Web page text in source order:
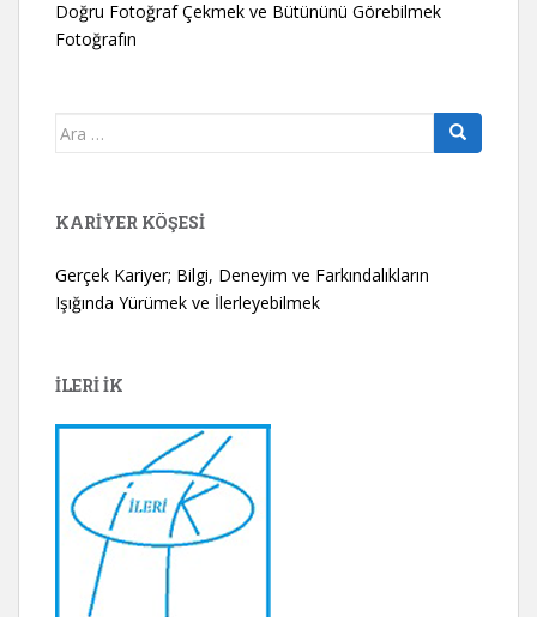
Doğru Fotoğraf Çekmek ve Bütününü Görebilmek
Fotoğrafın
Arama
KARIYER KÖŞESI
Gerçek Kariyer; Bilgi, Deneyim ve Farkındalıkların
Işığında Yürümek ve İlerleyebilmek
İLERİ İK